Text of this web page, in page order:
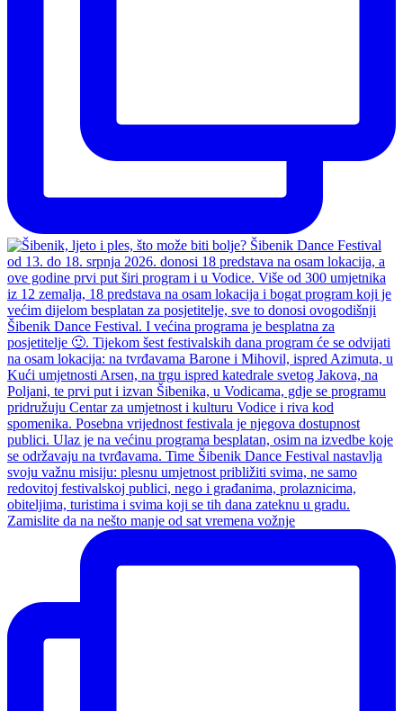
Zamislite da na nešto manje od sat vremena vožnje